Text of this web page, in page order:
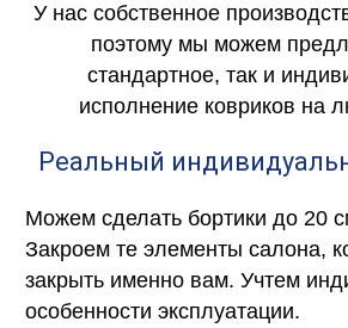
У нас собственное
поэтому мы можем
стандартное, так и
исполнение ковриков на
Реальный
Можем сделать бортики до 20
Закроем те элементы салона,
закрыть именно вам. Учтем
особенности эксплуатации.